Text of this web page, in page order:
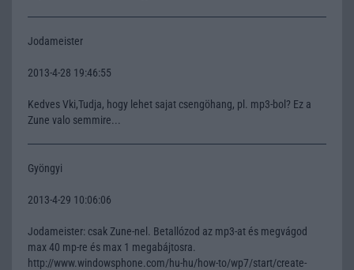
Jodameister
2013-4-28 19:46:55
Kedves Vki,Tudja, hogy lehet sajat csengöhang, pl. mp3-bol? Ez a
Zune valo semmire...
Gyöngyi
2013-4-29 10:06:06
Jodameister: csak Zune-nel. Betallózod az mp3-at és megvágod
max 40 mp-re és max 1 megabájtosra.
http://www.windowsphone.com/hu-hu/how-to/wp7/start/create-